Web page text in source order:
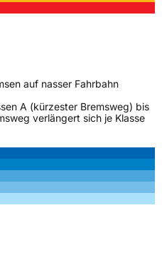
auf nasser Fahrbahn
A (kürzester Bremsweg) bis
verlängert sich je Klasse